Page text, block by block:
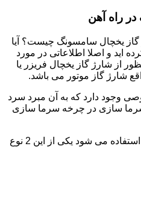
راه آهن
یخچال سامسونگ چیست؟ آیا
اید و اصلا اطلاعاتی در مورد
از شارژ گاز یخچال فریزر یا
وجود دارد که به آن مبرد سرد
سرما سازی در چرخه سرما سازی
گازی که در موتورهای یخچال ها استفاده می شود یکی از این 2 نوع